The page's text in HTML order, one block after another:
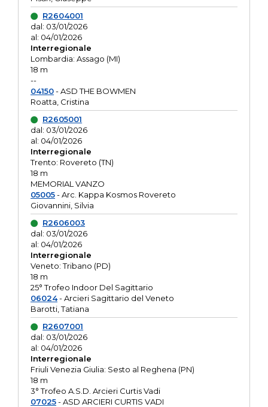
R2604001
dal: 03/01/2026
al: 04/01/2026
Interregionale
Lombardia: Assago (MI)
18 m
--
04150- ASD THE BOWMEN
Roatta, Cristina
R2605001
dal: 03/01/2026
al: 04/01/2026
Interregionale
Trento: Rovereto (TN)
18 m
MEMORIAL VANZO
05005- Arc. Kappa Kosmos Rovereto
Giovannini, Silvia
R2606003
dal: 03/01/2026
al: 04/01/2026
Interregionale
Veneto: Tribano (PD)
18 m
25° Trofeo Indoor Del Sagittario
06024- Arcieri Sagittario del Veneto
Barotti, Tatiana
R2607001
dal: 03/01/2026
al: 04/01/2026
Interregionale
Friuli Venezia Giulia: Sesto al Reghena (PN)
18 m
3° Trofeo A.S.D. Arcieri Curtis Vadi
07025- ASD ARCIERI CURTIS VADI